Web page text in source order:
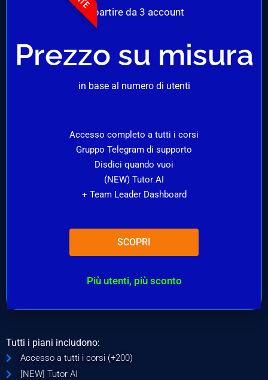
A partire da 3 account
Prezzo su misura
in base al numero di utenti
Accesso completo a tutti i corsi
Gruppo Telegram di supporto
Disdici quando vuoi
(NEW) Tutor AI
+ Team Leader Dashboard
SCOPRI
Più utenti, più sconto
Tutti i piani includono:
Accesso a tutti i corsi (+200)
[NEW] Tutor AI